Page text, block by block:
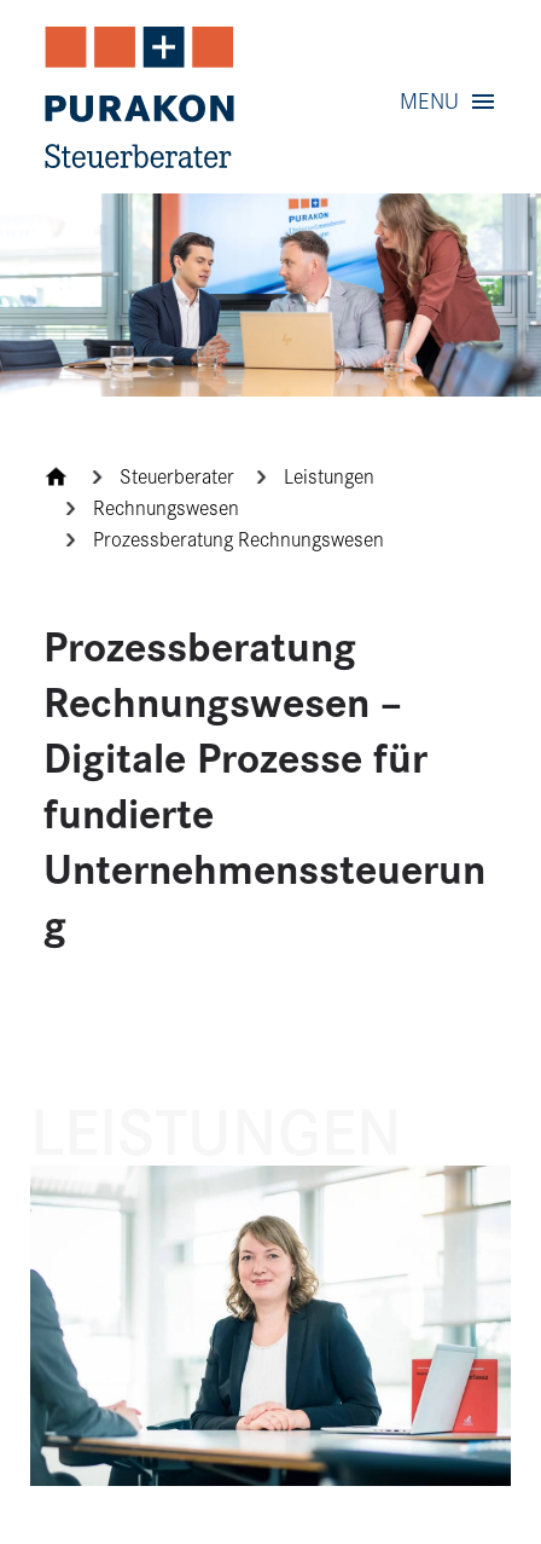
Content
Service
MENU
Steuerberater
Leistungen
Rechnungswesen
Prozessberatung Rechnungswesen
Prozessberatung
Rechnungswesen –
Digitale Prozesse für
fundierte
Unternehmenssteuerun
g